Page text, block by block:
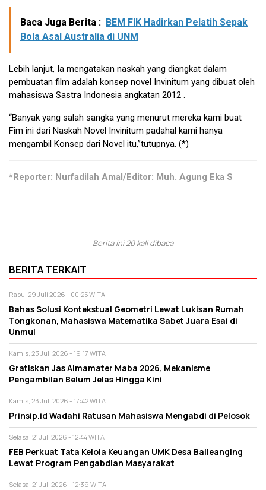
Baca Juga Berita : BEM FIK Hadirkan Pelatih Sepak
Bola Asal Australia di UNM
Lebih lanjut, Ia mengatakan naskah yang diangkat dalam
pembuatan film adalah konsep novel Invinitum yang dibuat oleh
mahasiswa Sastra Indonesia angkatan 2012 .
“Banyak yang salah sangka yang menurut mereka kami buat
Fim ini dari Naskah Novel Invinitum padahal kami hanya
mengambil Konsep dari Novel itu,”tutupnya. (*)
*Reporter: Nurfadilah Amal/Editor: Muh. Agung Eka S
Berita ini 20 kali dibaca
BERITA TERKAIT
Rabu, 29 Juli 2026 - 00:25 WITA
Bahas Solusi Kontekstual Geometri Lewat Lukisan Rumah
Tongkonan, Mahasiswa Matematika Sabet Juara Esai di
Unmul
Kamis, 23 Juli 2026 - 19:17 WITA
Gratiskan Jas Almamater Maba 2026, Mekanisme
Pengambilan Belum Jelas Hingga Kini
Kamis, 23 Juli 2026 - 17:42 WITA
Prinsip.id Wadahi Ratusan Mahasiswa Mengabdi di Pelosok
Selasa, 21 Juli 2026 - 12:44 WITA
FEB Perkuat Tata Kelola Keuangan UMK Desa Balleanging
Lewat Program Pengabdian Masyarakat
Selasa, 21 Juli 2026 - 12:39 WITA